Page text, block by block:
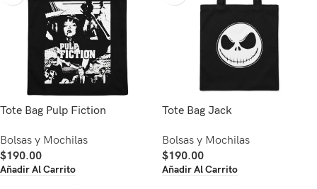
Tote Bag Pulp Fiction
Bolsas y Mochilas
$190.00
Añadir Al Carrito
Tote Bag Jack
Bolsas y Mochilas
$190.00
Añadir Al Carrito